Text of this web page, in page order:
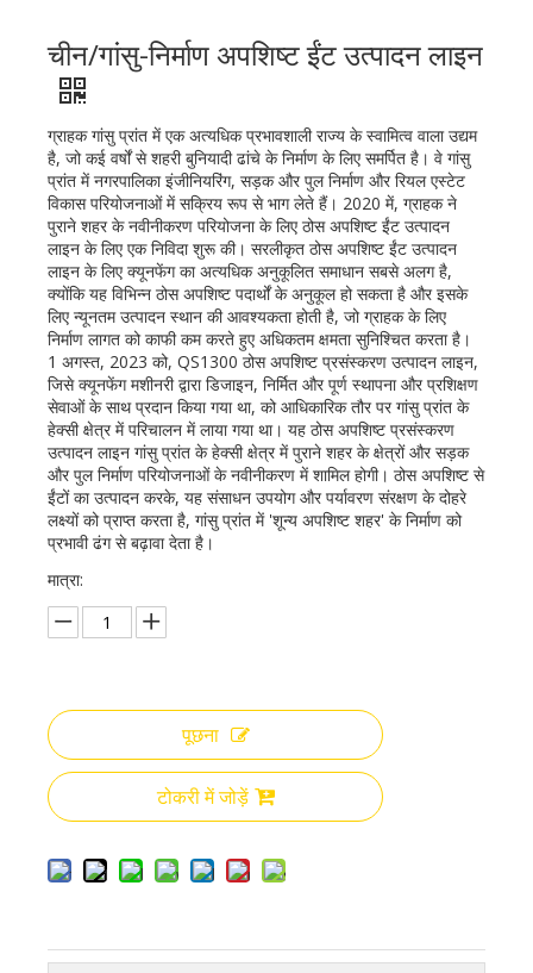
चीन/गांसु-निर्माण अपशिष्ट ईंट उत्पादन लाइन
ग्राहक गांसु प्रांत में एक अत्यधिक प्रभावशाली राज्य के स्वामित्व वाला उद्यम
है, जो कई वर्षों से शहरी बुनियादी ढांचे के निर्माण के लिए समर्पित है। वे गांसु
प्रांत में नगरपालिका इंजीनियरिंग, सड़क और पुल निर्माण और रियल एस्टेट
विकास परियोजनाओं में सक्रिय रूप से भाग लेते हैं। 2020 में, ग्राहक ने
पुराने शहर के नवीनीकरण परियोजना के लिए ठोस अपशिष्ट ईंट उत्पादन
लाइन के लिए एक निविदा शुरू की। सरलीकृत ठोस अपशिष्ट ईंट उत्पादन
लाइन के लिए क्यूनफेंग का अत्यधिक अनुकूलित समाधान सबसे अलग है,
क्योंकि यह विभिन्न ठोस अपशिष्ट पदार्थों के अनुकूल हो सकता है और इसके
लिए न्यूनतम उत्पादन स्थान की आवश्यकता होती है, जो ग्राहक के लिए
निर्माण लागत को काफी कम करते हुए अधिकतम क्षमता सुनिश्चित करता है।
1 अगस्त, 2023 को, QS1300 ठोस अपशिष्ट प्रसंस्करण उत्पादन लाइन,
जिसे क्यूनफेंग मशीनरी द्वारा डिजाइन, निर्मित और पूर्ण स्थापना और प्रशिक्षण
सेवाओं के साथ प्रदान किया गया था, को आधिकारिक तौर पर गांसु प्रांत के
हेक्सी क्षेत्र में परिचालन में लाया गया था। यह ठोस अपशिष्ट प्रसंस्करण
उत्पादन लाइन गांसु प्रांत के हेक्सी क्षेत्र में पुराने शहर के क्षेत्रों और सड़क
और पुल निर्माण परियोजनाओं के नवीनीकरण में शामिल होगी। ठोस अपशिष्ट से
ईंटों का उत्पादन करके, यह संसाधन उपयोग और पर्यावरण संरक्षण के दोहरे
लक्ष्यों को प्राप्त करता है, गांसु प्रांत में 'शून्य अपशिष्ट शहर' के निर्माण को
प्रभावी ढंग से बढ़ावा देता है।
मात्रा:
पूछना
टोकरी में जोड़ें